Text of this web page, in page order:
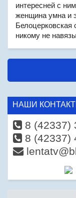
интересней с
женщина умна и
Белоцерковская
никому не
НАШИ
8 (42337)
8 (42337)